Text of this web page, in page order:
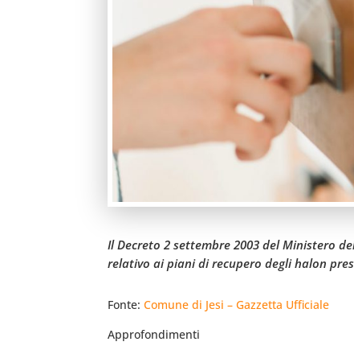
Il Decreto 2 settembre 2003 del Ministero
relativo ai piani di recupero degli halon
Fonte:Comune di Jesi – Gazzetta Ufficiale
Approfondimenti